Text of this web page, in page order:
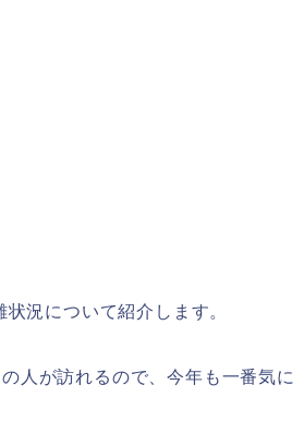
況について紹介します。
人が訪れるので、今年も一番気に